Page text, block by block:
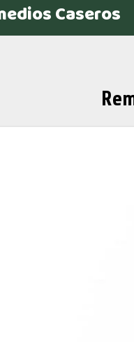
Caseros